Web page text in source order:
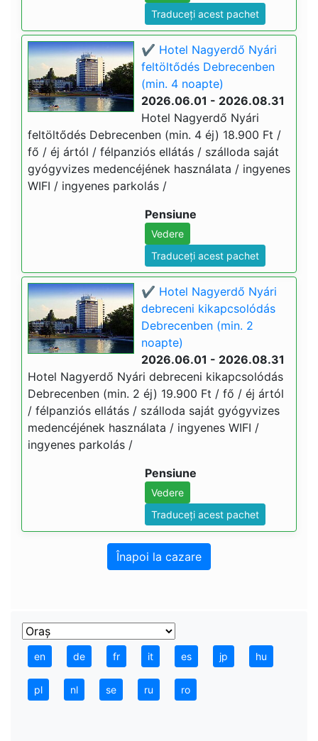
Traduceți acest pachet
✔️ Hotel Nagyerdő Nyári
feltöltődés Debrecenben
(min. 4 noapte)
2026.06.01 - 2026.08.31
Hotel Nagyerdő Nyári
feltöltődés Debrecenben (min. 4 éj) 18.900 Ft /
fő / éj ártól / félpanziós ellátás / szálloda saját
gyógyvizes medencéjének használata / ingyenes
WIFI / ingyenes parkolás /
Pensiune
Vedere
Traduceți acest pachet
✔️ Hotel Nagyerdő Nyári
debreceni kikapcsolódás
Debrecenben (min. 2
noapte)
2026.06.01 - 2026.08.31
Hotel Nagyerdő Nyári debreceni kikapcsolódás
Debrecenben (min. 2 éj) 19.900 Ft / fő / éj ártól
/ félpanziós ellátás / szálloda saját gyógyvizes
medencéjének használata / ingyenes WIFI /
ingyenes parkolás /
Pensiune
Vedere
Traduceți acest pachet
Înapoi la cazare
en de fr it es jp hu
pl nl se ru ro